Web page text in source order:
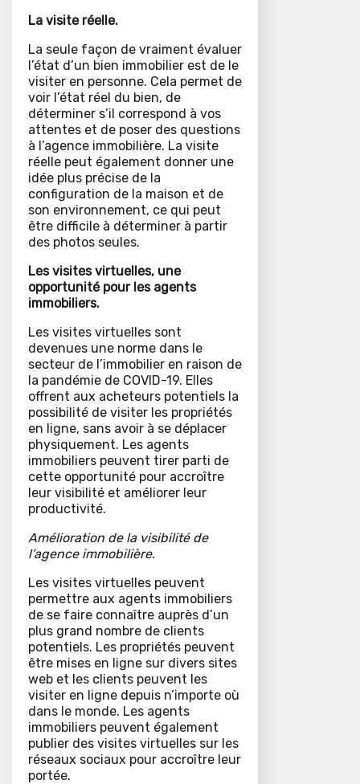
La visite réelle.
La seule façon de vraiment évaluer
l’état d’un bien immobilier est de le
visiter en personne. Cela permet de
voir l’état réel du bien, de
déterminer s’il correspond à vos
attentes et de poser des questions
à l’agence immobilière. La visite
réelle peut également donner une
idée plus précise de la
configuration de la maison et de
son environnement, ce qui peut
être difficile à déterminer à partir
des photos seules.
Les visites virtuelles, une
opportunité pour les agents
immobiliers.
Les visites virtuelles sont
devenues une norme dans le
secteur de l’immobilier en raison de
la pandémie de COVID-19. Elles
offrent aux acheteurs potentiels la
possibilité de visiter les propriétés
en ligne, sans avoir à se déplacer
physiquement. Les agents
immobiliers peuvent tirer parti de
cette opportunité pour accroître
leur visibilité et améliorer leur
productivité.
Amélioration de la visibilité de
l’agence immobilière.
Les visites virtuelles peuvent
permettre aux agents immobiliers
de se faire connaître auprès d’un
plus grand nombre de clients
potentiels. Les propriétés peuvent
être mises en ligne sur divers sites
web et les clients peuvent les
visiter en ligne depuis n’importe où
dans le monde. Les agents
immobiliers peuvent également
publier des visites virtuelles sur les
réseaux sociaux pour accroître leur
portée.